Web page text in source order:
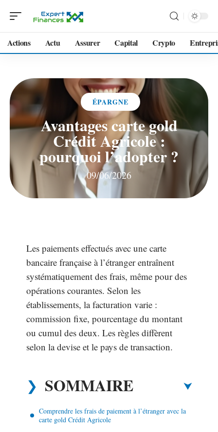
Actions Actu Assurer Capital Crypto
ÉPARGNE
Avantages carte gold
Crédit Agricole :
pourquoi l’adopter ?
09/06/2026
Les paiements effectués avec une carte
bancaire française à l’étranger entraînent
systématiquement des frais, même pour des
opérations courantes. Selon les
établissements, la facturation varie :
commission fixe, pourcentage du montant
ou cumul des deux. Les règles diffèrent
selon la devise et le pays de transaction.
SOMMAIRE
Comprendre les frais de paiement à l’étranger avec la
carte gold Crédit Agricole